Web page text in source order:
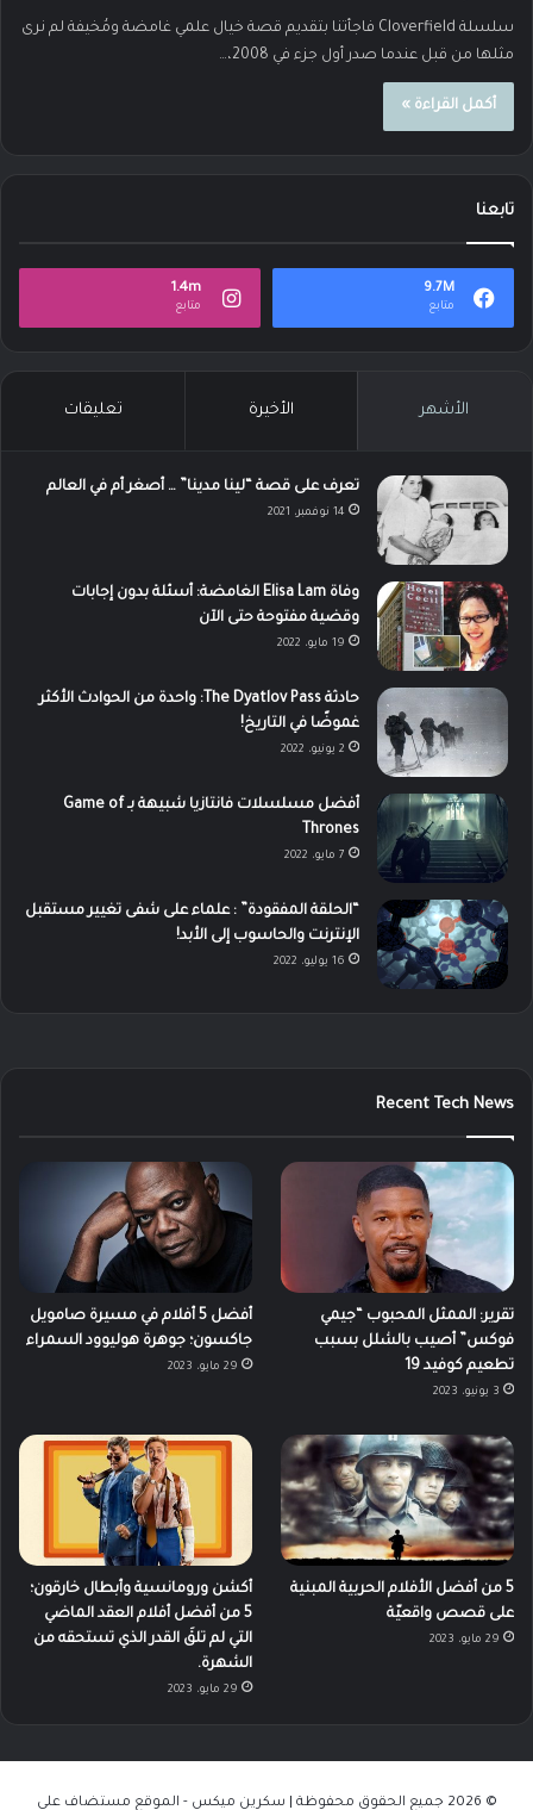
سلسلة Cloverfield فاجأتنا بتقديم قصة خيال علمي غامضة ومُخيفة لم نرى
مثلها من قبل عندما صدر أول جزء في 2008،…
أكمل القراءة »
تابعنا
9.7M
متابع
1.4m
متابع
الأشهر الأخيرة تعليقات
تعرف على قصة “لينا مدينا” … أصغر أم في العالم
14 نوفمبر، 2021
وفاة Elisa Lam الغامضة: أسئلة بدون إجابات
وقضية مفتوحة حتى الآن
19 مايو، 2022
حادثة The Dyatlov Pass: واحدة من الحوادث الأكثر
غموضًا في التاريخ!
2 يونيو، 2022
أفضل مسلسلات فانتازيا شبيهة بـ Game of
Thrones
7 مايو، 2022
“الحلقة المفقودة” : علماء على شفى تغيير مستقبل
الإنترنت والحاسوب إلى الأبد!
16 يوليو، 2022
Recent Tech News
تقرير: الممثل المحبوب “جيمي
فوكس” أصيب بالشلل بسبب
تطعيم كوفيد 19
3 يونيو، 2023
أفضل 5 أفلام في مسيرة صامويل
جاكسون؛ جوهرة هوليوود السمراء
29 مايو، 2023
5 من أفضل الأفلام الحربية المبنية
على قصص واقعيّة
29 مايو، 2023
أكشن ورومانسية وأبطال خارقون؛
5 من أفضل أفلام العقد الماضي
التي لم تلقَ القدر الذي تستحقه من
الشهرة.
29 مايو، 2023
© 2026 جميع الحقوق محفوظة | سكرين ميكس - الموقع مستضاف على